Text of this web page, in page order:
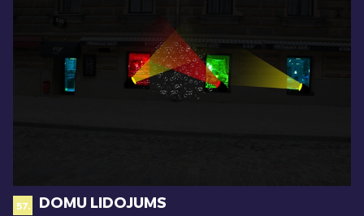
57. DOMU LIDOJUMS